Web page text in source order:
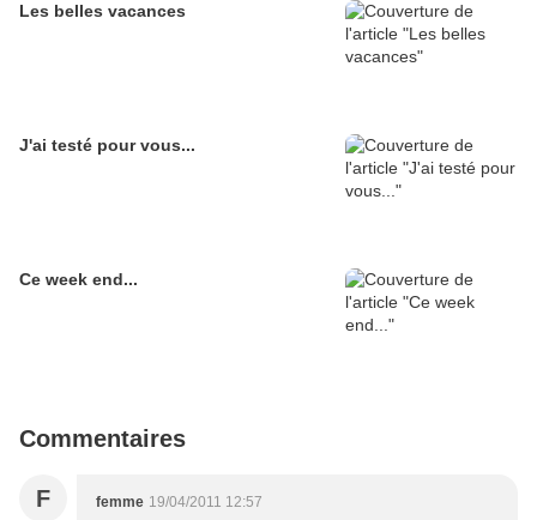
Les belles vacances
J'ai testé pour vous...
Ce week end...
Commentaires
F femme 19/04/2011 12:57